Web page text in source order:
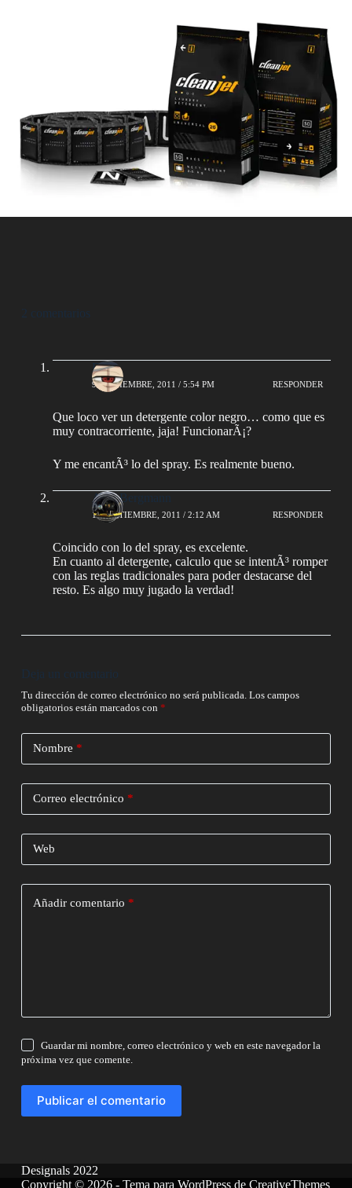
2 comentarios
Bah
9 SEPTIEMBRE, 2011 / 5:54 PM RESPONDER
Que loco ver un detergente color negro… como que es
muy contracorriente, jaja! FuncionarÃ¡?
Y me encantÃ³ lo del spray. Es realmente bueno.
AlejoBergmann
10 SEPTIEMBRE, 2011 / 2:12 AM RESPONDER
Coincido con lo del spray, es excelente.
En cuanto al detergente, calculo que se intentÃ³ romper
con las reglas tradicionales para poder destacarse del
resto. Es algo muy jugado la verdad!
Deja un comentario
Tu dirección de correo electrónico no será publicada. Los campos
obligatorios están marcados con *
Nombre *
Correo electrónico *
Web
Añadir comentario *
Guardar mi nombre, correo electrónico y web en este navegador la
próxima vez que comente.
Publicar el comentario
Designals 2022
Copyright © 2026 - Tema para WordPress de CreativeThemes